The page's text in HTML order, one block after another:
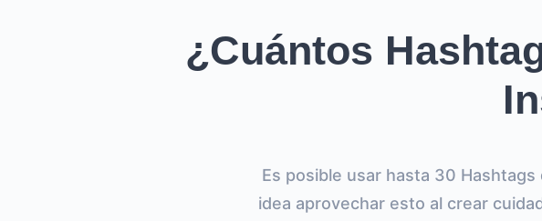
¿Cuántos
Es posible usar hasta 30
idea aprovechar esto al crear